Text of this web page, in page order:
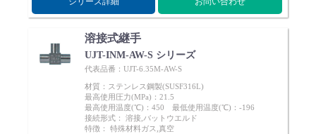
溶接式継手
UJT-INM-AW-S シリーズ
代表品番：UJT-6.35M-AW-S
材質：ステンレス鋼製(SUSF316L)
最高使用圧力(MPa)：21.5
最高使用温度(℃)：450 最低使用温度(℃)：-196
接続形式： 溶接,バットウエルド
特徴： 特殊材料ガス,真空